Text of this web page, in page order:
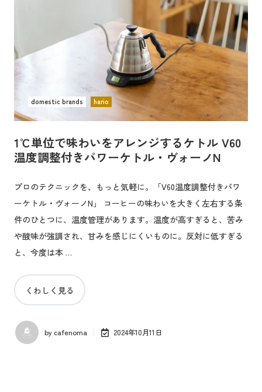
1℃単位で味わいをアレンジするケトル V60
温度調整付きパワーケトル・ヴォーノN
プロのテクニックを、もっと気軽に。「V60温度調整付きパワ
ーケトル・ヴォーノN」 コーヒーの味わいを大きく左右する条
件のひとつに、温度管理があります。温度が高すぎると、苦み
や酸味が強調され、甘みを感じにくいものに。反対に低すぎる
と、今度は本 …
くわしく見る
by cafenoma 2024年10月11日
domestic brands hario